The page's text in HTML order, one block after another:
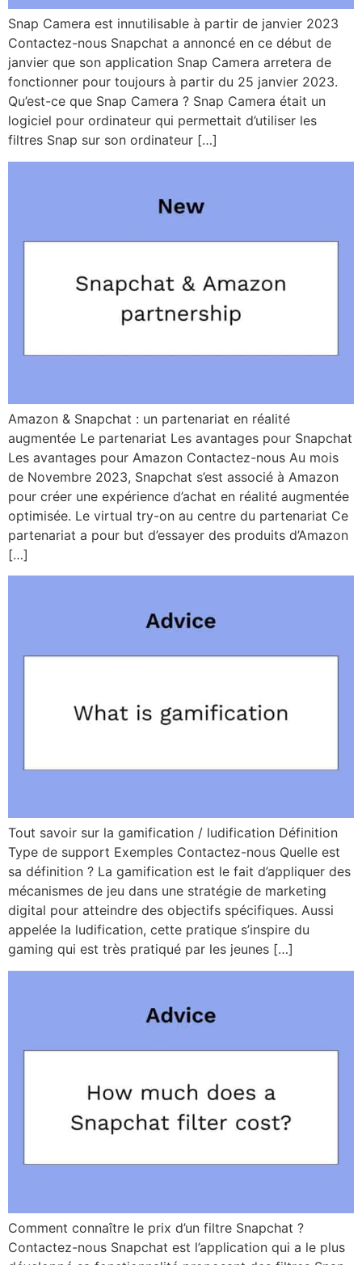
Snap Camera est innutilisable à partir de janvier 2023
Contactez-nous Snapchat a annoncé en ce début de
janvier que son application Snap Camera arretera de
fonctionner pour toujours à partir du 25 janvier 2023.
Qu’est-ce que Snap Camera ? Snap Camera était un
logiciel pour ordinateur qui permettait d’utiliser les
filtres Snap sur son ordinateur […]
Amazon & Snapchat : un partenariat en réalité
augmentée Le partenariat Les avantages pour Snapchat
Les avantages pour Amazon Contactez-nous Au mois
de Novembre 2023, Snapchat s’est associé à Amazon
pour créer une expérience d’achat en réalité augmentée
optimisée. Le virtual try-on au centre du partenariat Ce
partenariat a pour but d’essayer des produits d’Amazon
[…]
Tout savoir sur la gamification / ludification Définition
Type de support Exemples Contactez-nous Quelle est
sa définition ? La gamification est le fait d’appliquer des
mécanismes de jeu dans une stratégie de marketing
digital pour atteindre des objectifs spécifiques. Aussi
appelée la ludification, cette pratique s’inspire du
gaming qui est très pratiqué par les jeunes […]
Comment connaître le prix d’un filtre Snapchat ?
Contactez-nous Snapchat est l’application qui a le plus